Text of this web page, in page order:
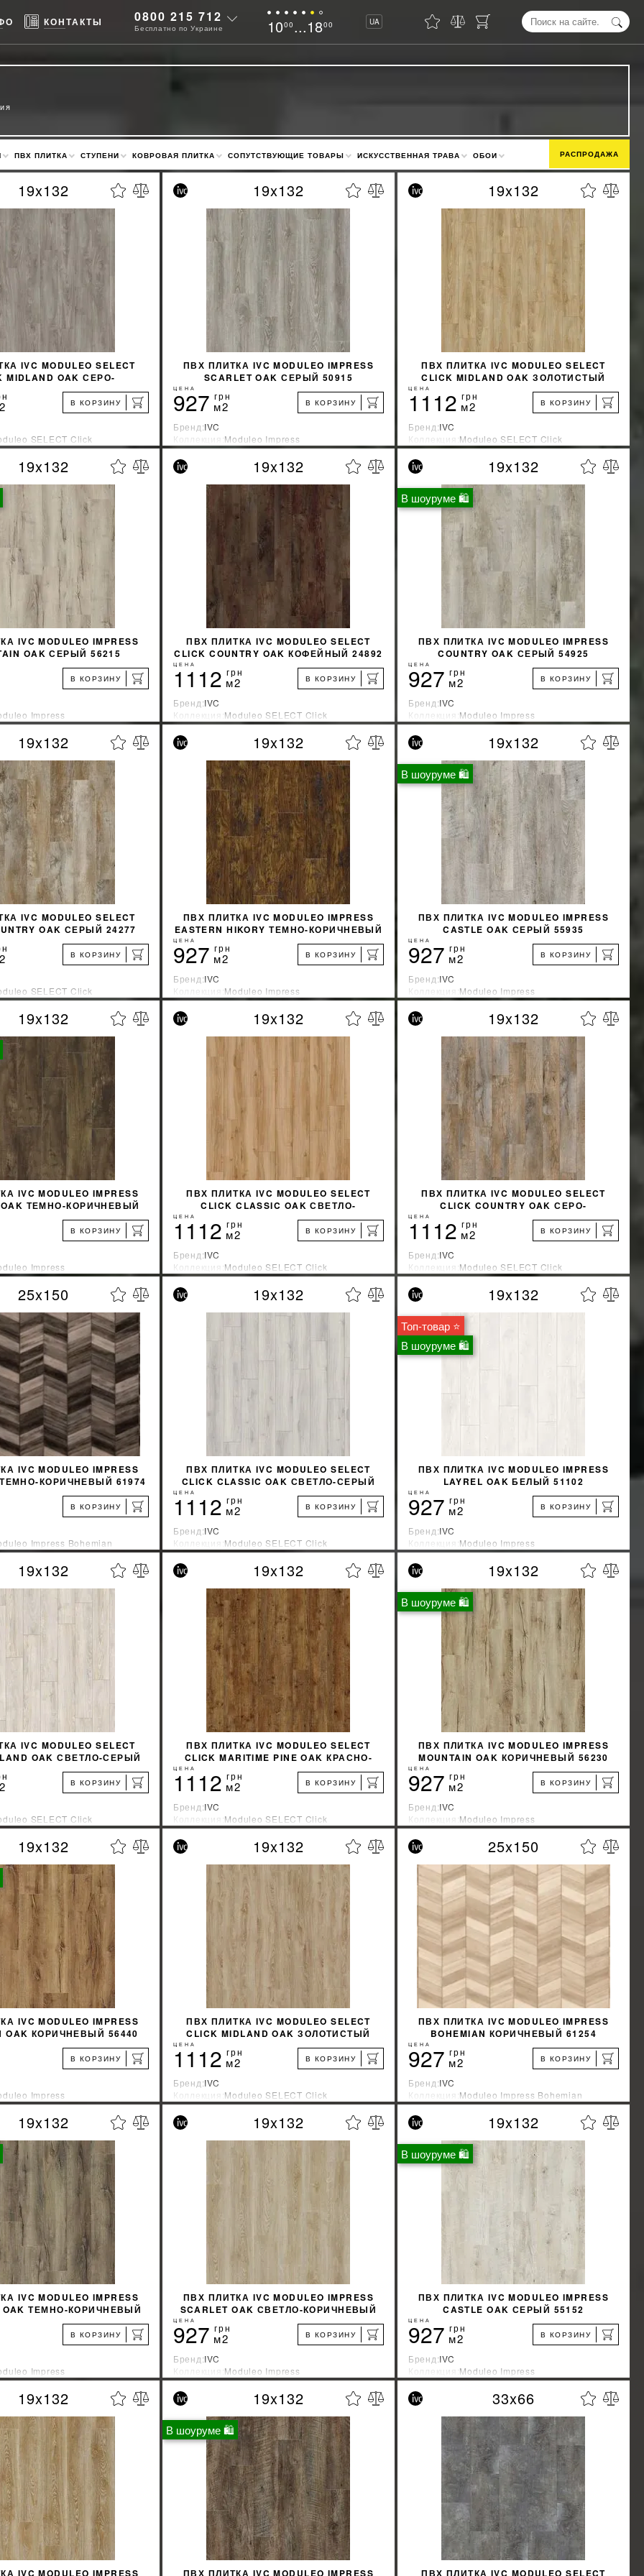
КОНТАКТЫ 0800 215 712
Бесплатно по Украине 1000 ...1800 UA
ПВХ ПЛИТКА СТУПЕНИ КОВРОВАЯ ПЛИТКА СОПУТСТВУЮЩИЕ ТОВАРЫ ИСКУССТВЕННАЯ ТРАВА ОБОИ РАСПРОДАЖА
19x132
IVC MODULEO SELECT
MIDLAND OAK СЕРО-
22929
В КОРЗИНУ
SELECT Click
Бельгия
УЗНАТЬ СВОЮ СКИДКУ %
КУПИТЬ
19x132
ПВХ ПЛИТКА IVC MODULEO IMPRESS
SCARLET OAK СЕРЫЙ 50915
ЦЕНА
927 грн
м2 В КОРЗИНУ
Бренд:IVC
Коллекция:Moduleo Impress
Страна-производитель:Бельгия
УЗНАТЬ СВОЮ СКИДКУ %
КУПИТЬ
19x132
ПВХ ПЛИТКА IVC MODULEO SELECT
CLICK MIDLAND OAK ЗОЛОТИСТЫЙ
ЦЕНА
1112 грн
м2 В КОРЗИНУ
Бренд:IVC
Коллекция:Moduleo SELECT Click
Страна-производитель:Бельгия
УЗНАТЬ СВОЮ СКИДКУ %
КУПИТЬ
19x132
IVC MODULEO IMPRESS
OAK СЕРЫЙ 56215
В КОРЗИНУ
Impress
Бельгия
УЗНАТЬ СВОЮ СКИДКУ %
КУПИТЬ
19x132
ПВХ ПЛИТКА IVC MODULEO SELECT
CLICK COUNTRY OAK КОФЕЙНЫЙ 24892
ЦЕНА
1112 грн
м2 В КОРЗИНУ
Бренд:IVC
Коллекция:Moduleo SELECT Click
Страна-производитель:Бельгия
УЗНАТЬ СВОЮ СКИДКУ %
КУПИТЬ
В шоуруме 🛍
19x132
ПВХ ПЛИТКА IVC MODULEO IMPRESS
COUNTRY OAK СЕРЫЙ 54925
ЦЕНА
927 грн
м2 В КОРЗИНУ
Бренд:IVC
Коллекция:Moduleo Impress
Страна-производитель:Бельгия
УЗНАТЬ СВОЮ СКИДКУ %
КУПИТЬ
19x132
IVC MODULEO SELECT
OAK СЕРЫЙ 24277
В КОРЗИНУ
SELECT Click
Бельгия
УЗНАТЬ СВОЮ СКИДКУ %
КУПИТЬ
19x132
ПВХ ПЛИТКА IVC MODULEO IMPRESS
EASTERN HIKORY ТЕМНО-КОРИЧНЕВЫЙ
ЦЕНА
927 грн
м2 В КОРЗИНУ
Бренд:IVC
Коллекция:Moduleo Impress
Страна-производитель:Бельгия
УЗНАТЬ СВОЮ СКИДКУ %
КУПИТЬ
В шоуруме 🛍
19x132
ПВХ ПЛИТКА IVC MODULEO IMPRESS
CASTLE OAK СЕРЫЙ 55935
ЦЕНА
927 грн
м2 В КОРЗИНУ
Бренд:IVC
Коллекция:Moduleo Impress
Страна-производитель:Бельгия
УЗНАТЬ СВОЮ СКИДКУ %
КУПИТЬ
19x132
IVC MODULEO IMPRESS
OAK ТЕМНО-КОРИЧНЕВЫЙ
В КОРЗИНУ
Impress
Бельгия
УЗНАТЬ СВОЮ СКИДКУ %
КУПИТЬ
19x132
ПВХ ПЛИТКА IVC MODULEO SELECT
CLICK CLASSIC OAK СВЕТЛО-
КОРИЧНЕВЫЙ24837
ЦЕНА
1112 грн
м2 В КОРЗИНУ
Бренд:IVC
Коллекция:Moduleo SELECT Click
Страна-производитель:Бельгия
УЗНАТЬ СВОЮ СКИДКУ %
19x132
ПВХ ПЛИТКА IVC MODULEO SELECT
CLICK COUNTRY OAK СЕРО-
КОРИЧНЕВЫЙ 24958
ЦЕНА
1112 грн
м2 В КОРЗИНУ
Бренд:IVC
Коллекция:Moduleo SELECT Click
Страна-производитель:Бельгия
УЗНАТЬ СВОЮ СКИДКУ %
25x150
IVC MODULEO IMPRESS
ТЕМНО-КОРИЧНЕВЫЙ 61974
В КОРЗИНУ
Impress Bohemian
Бельгия
УЗНАТЬ СВОЮ СКИДКУ %
КУПИТЬ
19x132
ПВХ ПЛИТКА IVC MODULEO SELECT
CLICK CLASSIC OAK СВЕТЛО-СЕРЫЙ
ЦЕНА
1112 грн
м2 В КОРЗИНУ
Бренд:IVC
Коллекция:Moduleo SELECT Click
Страна-производитель:Бельгия
УЗНАТЬ СВОЮ СКИДКУ %
КУПИТЬ
Топ-товар ⭐
В шоуруме 🛍
19x132
ПВХ ПЛИТКА IVC MODULEO IMPRESS
LAYREL OAK БЕЛЫЙ 51102
ЦЕНА
927 грн
м2 В КОРЗИНУ
Бренд:IVC
Коллекция:Moduleo Impress
Страна-производитель:Бельгия
УЗНАТЬ СВОЮ СКИДКУ %
КУПИТЬ
19x132
IVC MODULEO SELECT
OAK СВЕТЛО-СЕРЫЙ
В КОРЗИНУ
SELECT Click
Бельгия
УЗНАТЬ СВОЮ СКИДКУ %
КУПИТЬ
19x132
ПВХ ПЛИТКА IVC MODULEO SELECT
CLICK MARITIME PINE OAK КРАСНО-
КОРИЧНЕВЫЙ 24854
ЦЕНА
1112 грн
м2 В КОРЗИНУ
Бренд:IVC
Коллекция:Moduleo SELECT Click
Страна-производитель:Бельгия
УЗНАТЬ СВОЮ СКИДКУ %
КУПИТЬ
В шоуруме 🛍
19x132
ПВХ ПЛИТКА IVC MODULEO IMPRESS
MOUNTAIN OAK КОРИЧНЕВЫЙ 56230
ЦЕНА
927 грн
м2 В КОРЗИНУ
Бренд:IVC
Коллекция:Moduleo Impress
Страна-производитель:Бельгия
УЗНАТЬ СВОЮ СКИДКУ %
КУПИТЬ
19x132
IVC MODULEO IMPRESS
OAK КОРИЧНЕВЫЙ 56440
В КОРЗИНУ
Impress
Бельгия
УЗНАТЬ СВОЮ СКИДКУ %
КУПИТЬ
19x132
ПВХ ПЛИТКА IVC MODULEO SELECT
CLICK MIDLAND OAK ЗОЛОТИСТЫЙ
ЦЕНА
1112 грн
м2 В КОРЗИНУ
Бренд:IVC
Коллекция:Moduleo SELECT Click
Страна-производитель:Бельгия
УЗНАТЬ СВОЮ СКИДКУ %
КУПИТЬ
25x150
ПВХ ПЛИТКА IVC MODULEO IMPRESS
BOHEMIAN КОРИЧНЕВЫЙ 61254
ЦЕНА
927 грн
м2 В КОРЗИНУ
Бренд:IVC
Коллекция:Moduleo Impress Bohemian
Страна-производитель:Бельгия
УЗНАТЬ СВОЮ СКИДКУ %
КУПИТЬ
19x132
IVC MODULEO IMPRESS
OAK ТЕМНО-КОРИЧНЕВЫЙ
В КОРЗИНУ
Impress
Бельгия
УЗНАТЬ СВОЮ СКИДКУ %
КУПИТЬ
19x132
ПВХ ПЛИТКА IVC MODULEO IMPRESS
SCARLET OAK СВЕТЛО-КОРИЧНЕВЫЙ
ЦЕНА
927 грн
м2 В КОРЗИНУ
Бренд:IVC
Коллекция:Moduleo Impress
Страна-производитель:Бельгия
УЗНАТЬ СВОЮ СКИДКУ %
КУПИТЬ
В шоуруме 🛍
19x132
ПВХ ПЛИТКА IVC MODULEO IMPRESS
CASTLE OAK СЕРЫЙ 55152
ЦЕНА
927 грн
м2 В КОРЗИНУ
Бренд:IVC
Коллекция:Moduleo Impress
Страна-производитель:Бельгия
УЗНАТЬ СВОЮ СКИДКУ %
КУПИТЬ
19x132
IVC MODULEO IMPRESS
В шоуруме 🛍
19x132
ПВХ ПЛИТКА IVC MODULEO IMPRESS
33x66
ПВХ ПЛИТКА IVC MODULEO SELECT